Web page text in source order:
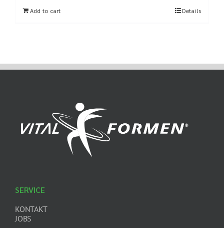
Add to cart Details
SERVICE
KONTAKT
JOBS